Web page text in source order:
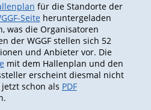
für die Standorte der
Seite heruntergeladen
was die Organisatoren
der WGGF stellen sich 52
und Anbieter vor. Die
mit dem Hallenplan und den
erscheint diesmal nicht
schon als PDF